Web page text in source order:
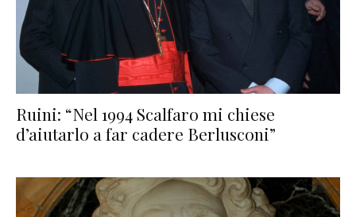
Ruini: “Nel 1994 Scalfaro mi chiese
d’aiutarlo a far cadere Berlusconi”